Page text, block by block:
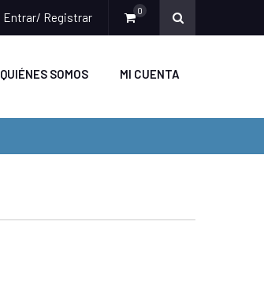
Entrar/ Registrar 0
QUIÉNES SOMOS MI CUENTA